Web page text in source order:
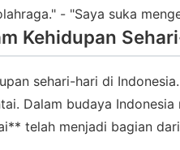
- "Saya suka
Kehidupan
sehari-hari di
Dalam budaya
telah menjadi bagian